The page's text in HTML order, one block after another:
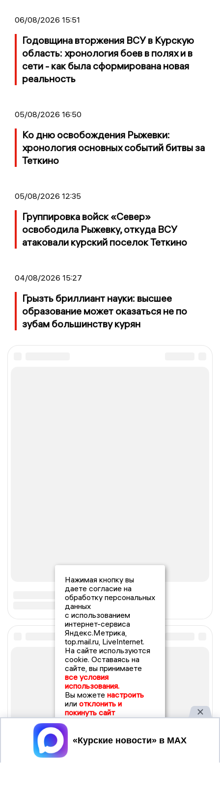
06/08/2026 15:51
Годовщина вторжения ВСУ в Курскую
область: хронология боев в полях и в
сети - как была сформирована новая
реальность
05/08/2026 16:50
Ко дню освобождения Рыжевки:
хронология основных событий битвы за
Теткино
05/08/2026 12:35
Группировка войск «Север»
освободила Рыжевку, откуда ВСУ
атаковали курский поселок Теткино
04/08/2026 15:27
Грызть бриллиант науки: высшее
образование может оказаться не по
зубам большинству курян
Нажимая кнопку вы
даете согласие на
обработку персональных
данных
с использованием
интернет-сервиса
Яндекс.Метрика,
top.mail.ru, LiveInternet.
На сайте используются
cookie. Оставаясь на
сайте, вы принимаете
все условия
использования.
Вы можете настроить
или отклонить и
покинуть сайт
Принять